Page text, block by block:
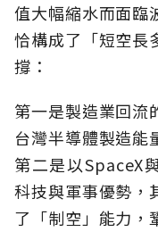
值大幅縮水而面臨
恰構成了「短空長
撐：
第一是製造業回流
台灣半導體製造能
第二是以SpaceX
科技與軍事優勢，
了「制空」能力，